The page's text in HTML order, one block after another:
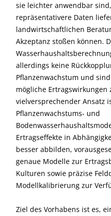
sie leichter anwendbar
repräsentativere Daten
landwirtschaftlichen
Akzeptanz stoßen können.
allerdings keine
Pflanzenwachstum und
mögliche Ertragswirkungen
vielversprechender Ansatz
Pflanzenwachstums- und
Ertragseffekte in
besser abbilden,
genaue Modelle zur
Kulturen sowie präzise
Modellkalibrierung zur
Ziel des Vorhabens ist es,